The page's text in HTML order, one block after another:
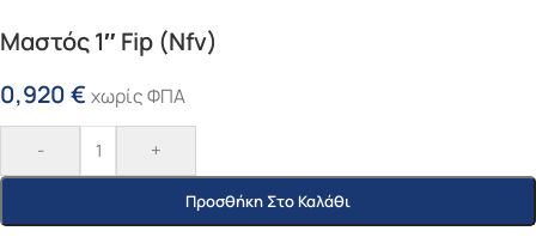
Μαστός 1″ Fip (Nfv)
0,920€ χωρίς ΦΠΑ
- +
Προσθήκη Στο Καλάθι